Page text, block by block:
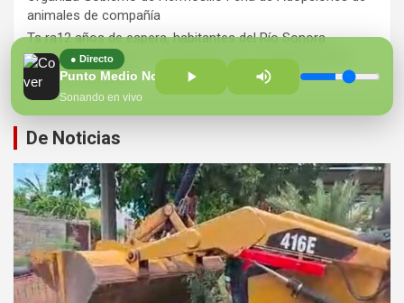
● Directo
Sonando en vivo
animales de compañía
Ts ra12 años de espera, habitantes del Río Sonora
agradecen a Durazo y Sheinbaum por construcción de
Hospital Regional
De Noticias